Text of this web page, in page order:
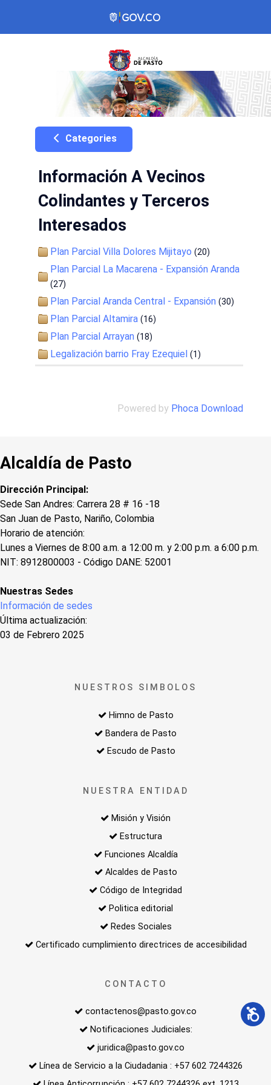
Categories
Información A Vecinos
Colindantes y Terceros
Interesados
Plan Parcial Villa Dolores Mijitayo (20)
Plan Parcial La Macarena - Expansión Aranda
(27)
Plan Parcial Aranda Central - Expansión (30)
Plan Parcial Altamira (16)
Plan Parcial Arrayan (18)
Legalización barrio Fray Ezequiel (1)
Powered by Phoca Download
Alcaldía de Pasto
Dirección Principal:
Sede San Andres: Carrera 28 # 16 -18
San Juan de Pasto, Nariño, Colombia
Horario de atención:
Lunes a Viernes de 8:00 a.m. a 12:00 m. y 2:00 p.m. a 6:00 p.m.
NIT: 8912800003 - Código DANE: 52001
Nuestras Sedes
Información de sedes
Última actualización:
03 de Febrero 2025
NUESTROS SIMBOLOS
Himno de Pasto
Bandera de Pasto
Escudo de Pasto
NUESTRA ENTIDAD
Misión y Visión
Estructura
Funciones Alcaldía
Alcaldes de Pasto
Código de Integridad
Politica editorial
Redes Sociales
Certificado cumplimiento directrices de accesibilidad
CONTACTO
contactenos@pasto.gov.co
Notificaciones Judiciales:
juridica@pasto.gov.co
Línea de Servicio a la Ciudadania : +57 602 7244326